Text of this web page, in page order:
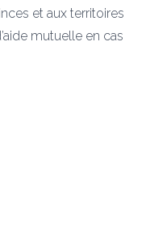
et aux territoires
mutuelle en cas